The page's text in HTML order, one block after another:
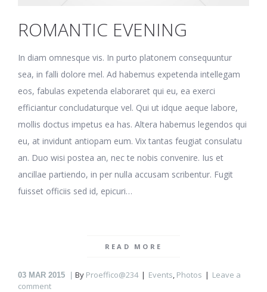
ROMANTIC EVENING
In diam omnesque vis. In purto platonem consequuntur
sea, in falli dolore mel. Ad habemus expetenda intellegam
eos, fabulas expetenda elaboraret qui eu, ea exerci
efficiantur concludaturque vel. Qui ut idque aeque labore,
mollis doctus impetus ea has. Altera habemus legendos qui
eu, at invidunt antiopam eum. Vix tantas feugiat consulatu
an. Duo wisi postea an, nec te nobis convenire. Ius et
ancillae partiendo, in per nulla accusam scribentur. Fugit
fuisset officiis sed id, epicuri…
READ MORE
03 MAR 2015 By Proeffico@234 Events Photos
Leave a
comment